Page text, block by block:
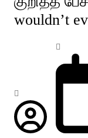
wouldn’t